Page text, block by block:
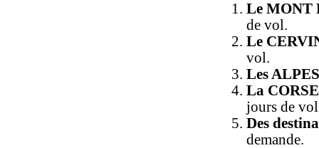
Le MONT
de vol.
Le
vol.
Les
La CORSE
jours de
Des
demande.